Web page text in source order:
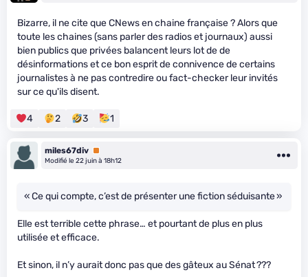
Bizarre, il ne cite que CNews en chaine française ? Alors que
toute les chaines (sans parler des radios et journaux) aussi
bien publics que privées balancent leurs lot de de
désinformations et ce bon esprit de connivence de certains
journalistes à ne pas contredire ou fact-checker leur invités
sur ce qu'ils disent.
4 2 3 1
miles67div Premium
Modifié le 22 juin à 18h12
« Ce qui compte, c’est de présenter une fiction séduisante »
Elle est terrible cette phrase… et pourtant de plus en plus
utilisée et efficace.
Et sinon, il n’y aurait donc pas que des gâteux au Sénat ???